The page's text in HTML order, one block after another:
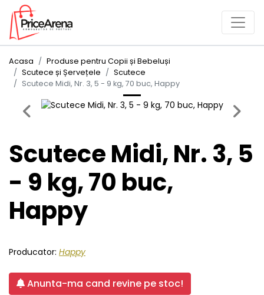
Acasa
Produse pentru Copii și Bebeluși
Scutece și Șervețele
Scutece
Scutece Midi, Nr. 3, 5 - 9 kg, 70 buc, Happy
Previous Next
Scutece Midi, Nr. 3, 5
- 9 kg, 70 buc,
Happy
Producator: Happy
Anunta-ma cand revine pe stoc!